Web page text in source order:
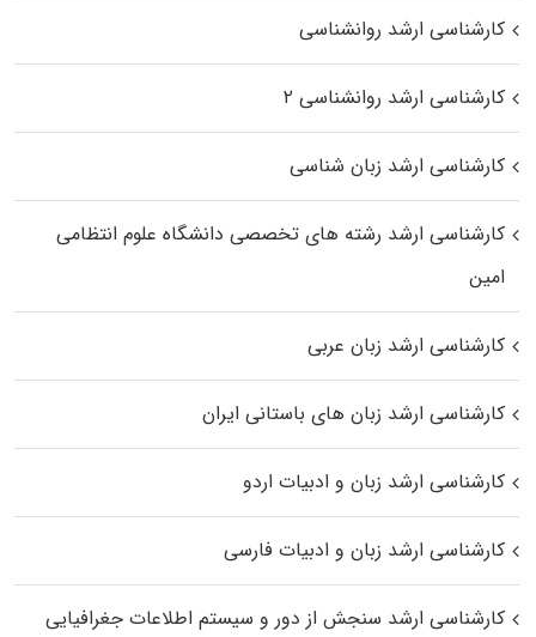
کارشناسی ارشد روانشناسی
کارشناسی ارشد روانشناسی ۲
کارشناسی ارشد زبان شناسی
کارشناسی ارشد رﺷﺘﻪ ﻫﺎی تخصصی داﻧﺸﮕﺎه ﻋﻠﻮم انتظامی
اﻣﻴﻦ
کارشناسی ارشد زبان عربی
کارشناسی ارشد زبان‌ های باستانی ایران
کارشناسی ارشد زبان و ادبیات اردو
کارشناسی ارشد زبان و ادبیات فارسی
کارشناسی ارشد سنجش از دور و سیستم اطلاعات جغرافیایی